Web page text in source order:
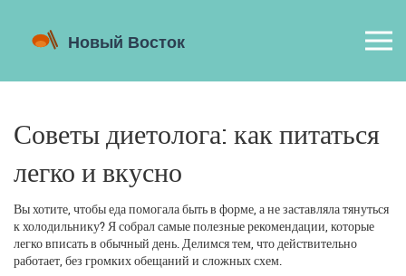
Советы диетолога: как питаться
легко и вкусно
Вы хотите, чтобы еда помогала быть в форме, а не заставляла тянуться
к холодильнику? Я собрал самые полезные рекомендации, которые
легко вписать в обычный день. Делимся тем, что действительно
работает, без громких обещаний и сложных схем.